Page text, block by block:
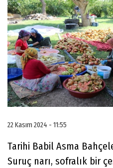
22 Kasım 2024 - 11:55
Tarihi Babil Asma
Suruç narı, sofralık bir